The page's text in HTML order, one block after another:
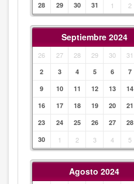
28
29 30 31 1 2
Septiembre 2024
26 27 28 29 30 31
2 3 4 5 6 7
9
10 11 12 13 14
16
17 18 19 20 21
23
24 25 26 27 28
30
1 2 3 4 5
Agosto 2024